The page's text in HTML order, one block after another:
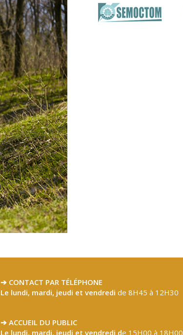
➔ CONTACT PAR TÉLÉPHONE
Le lundi, mardi, jeudi et vendredi de 8H45 à 12H30
➔ ACCUEIL DU PUBLIC
Le lundi, mardi, jeudi et vendredi de 15H00 à 18H00